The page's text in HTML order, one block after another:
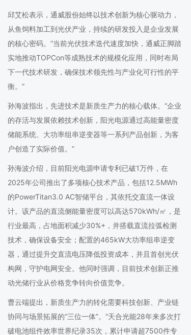
邱艾松表示，通威股份始终以技术创新为核心驱动力，
从鱼饲料加工到光伏产业，持续的研发投入是企业发展
的核心密码。“当前光伏技术迭代速度加快，通威正脚踏
实地推动TOPCon等成熟技术的规模化应用，同时布局
下一代技术研发，确保技术领先性与产业化可行性的平
衡。”
孙海波指出，先进技术是新质生产力的核心载体。“企业
的存活与发展依赖技术创新，阳光电源通过高能量密度
储能系统、大功率组串逆变器等一系列产品创新，为客
户创造了实际价值。”
孙海波介绍，目前阳光电源申请专利已破1万件，在
2025年公司推出了多项核心技术产品，包括12.5MWh
的PowerTitan3.0 AC智储平台，其依托交直流一体设
计。该产品的直流侧能量密度可以高达570kWh/㎡，是
行业最高，占地面积减少30%+，并搭载直流拉弧检测
技术，确保设备安全；配置的465kW大功率组串逆变
器，通过提升交直流电压降低投资成本，并且首创光伏
构网，守护电网安全。他同时强调，目前技术创新正推
动光储行业从价格竞争转向价值竞争。
曹云端提出，新质生产力的转化需要科技创新、产业链
协同与场景拓展的“三位一体”。“天合光能28年来多次打
破电池组件效率世界纪录35次，累计申请超7500件专